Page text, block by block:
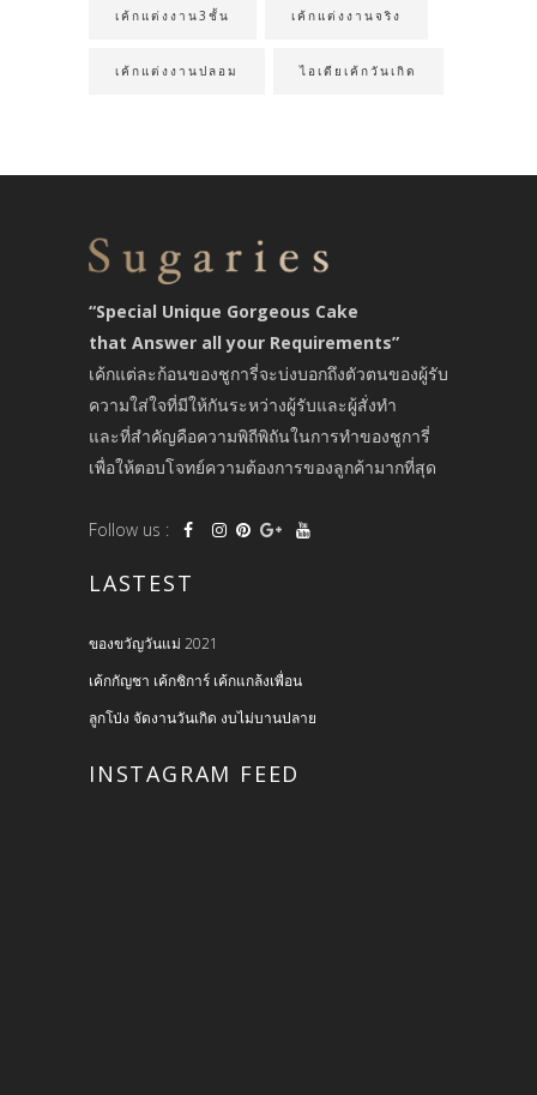
เค้กแต่งงาน3ชั้น เค้กแต่งงานจริง
เค้กแต่งงานปลอม ไอเดียเค้กวันเกิด
“Special Unique Gorgeous Cake
that Answer all your Requirements”
เค้กแต่ละก้อนของชูการี่จะบ่งบอกถึงตัวตนของผู้รับ
ความใส่ใจที่มีให้กันระหว่างผู้รับและผู้สั่งทำ
และที่สำคัญคือความพิถีพิถันในการทำของชูการี่
เพื่อให้ตอบโจทย์ความต้องการของลูกค้ามากที่สุด
Follow us :
LASTEST
ของขวัญวันแม่ 2021
เค้กกัญชา เค้กชิการ์ เค้กแกล้งเพื่อน
ลูกโป่ง จัดงานวันเกิด งบไม่บานปลาย
INSTAGRAM FEED